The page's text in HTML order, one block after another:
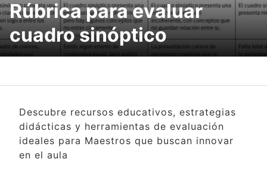
Rúbrica para evaluar
cuadro sinóptico
Descubre recursos educativos, estrategias
didácticas y herramientas de evaluación
ideales para Maestros que buscan innovar
en el aula